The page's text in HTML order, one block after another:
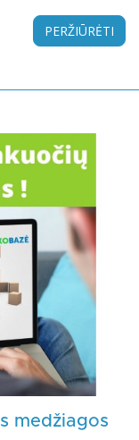
PERŽIŪRĖTI
medžiagos